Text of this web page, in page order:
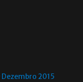
2015